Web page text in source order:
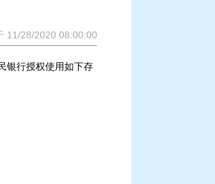
11/28/2020 08:00:00
银行授权使用如下存